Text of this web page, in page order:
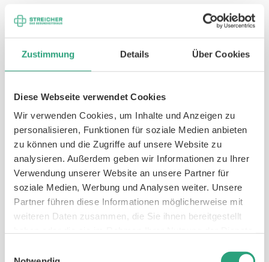
Zustimmung Details Über Cookies
Diese Webseite verwendet Cookies
Wir verwenden Cookies, um Inhalte und Anzeigen zu
personalisieren, Funktionen für soziale Medien anbieten
zu können und die Zugriffe auf unsere Website zu
analysieren. Außerdem geben wir Informationen zu Ihrer
Verwendung unserer Website an unsere Partner für
soziale Medien, Werbung und Analysen weiter. Unsere
Partner führen diese Informationen möglicherweise mit
weiteren Daten zusammen, die Sie ihnen bereitgestellt
PEG-Sonde
Die PEG-Sonde (perkutane endoskopische
Gastrostomie) wird
operativ durch die
Bauchdecke direkt in den Magengelegt. Diese
Ernährungssonde eignet sich für
Anwendungen
und bietet Patient*innen mehr
Komfort und Diskretion im Alltag.
PEJ-Sonde
Die PEJ-Sonde (perkutane endoskopische
Jejunostomie) führtdirekt in den Dünndarm
und wird eingesetzt, wenn der Magen
umgangen werden muss, beispielsweise bei